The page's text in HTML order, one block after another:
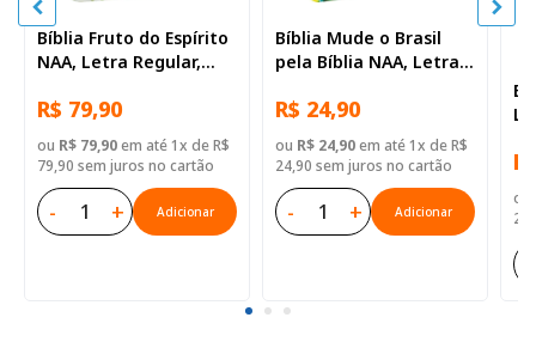
Bíblia Fruto do Espírito
NAA, Letra Regular,
destacadas, com
mapa, Capa Dura
Laranja
R$ 79,90
ou R$ 79,90em até 1x de R$
79,90 sem juros no cartão
- + Adicionar
Bíblia Mude o Brasil
pela Bíblia NAA, Letra
Ilustrada
R$ 24,90
ou R$ 24,90em até 1x de R$
24,90 sem juros no cartão
- + Adicionar
ou